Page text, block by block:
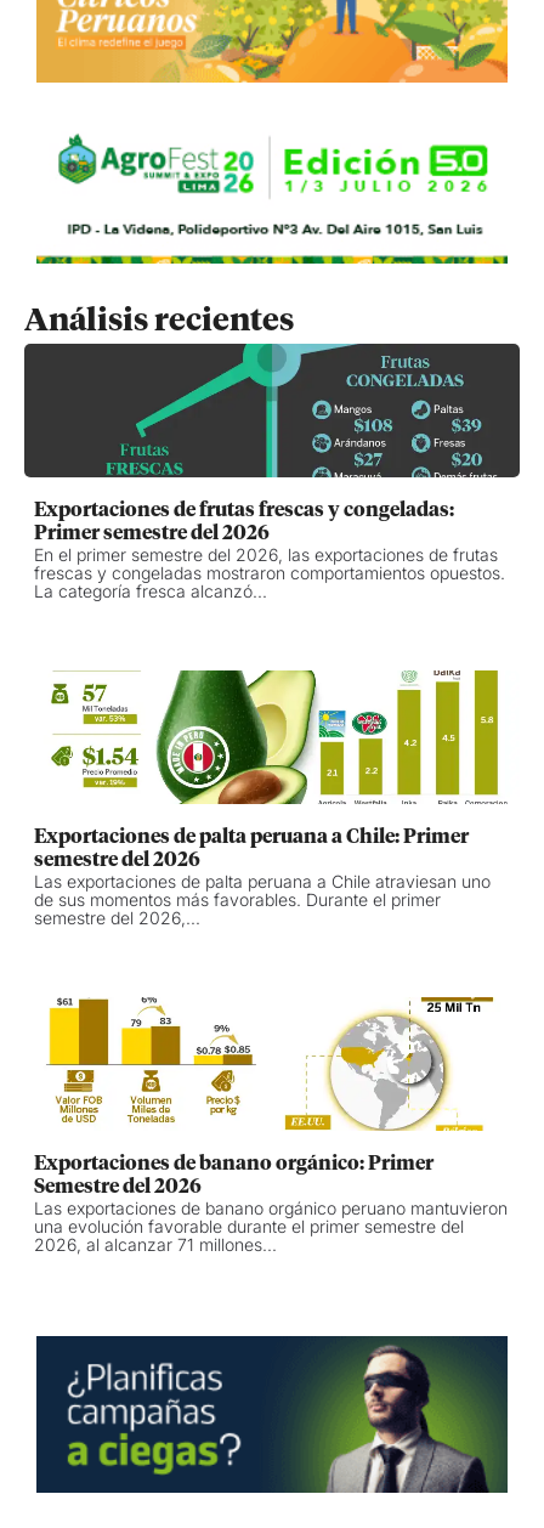
Análisis recientes
Exportaciones de frutas frescas y congeladas:
Primer semestre del 2026
En el primer semestre del 2026, las exportaciones de frutas
frescas y congeladas mostraron comportamientos opuestos.
La categoría fresca alcanzó...
Exportaciones de palta peruana a Chile: Primer
semestre del 2026
Las exportaciones de palta peruana a Chile atraviesan uno
de sus momentos más favorables. Durante el primer
semestre del 2026,...
Exportaciones de banano orgánico: Primer
Semestre del 2026
Las exportaciones de banano orgánico peruano mantuvieron
una evolución favorable durante el primer semestre del
2026, al alcanzar 71 millones...